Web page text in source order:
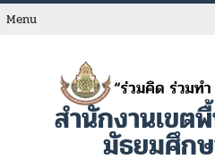
Skip
toMenu
สำนักงานเขต
มัธยมศึก